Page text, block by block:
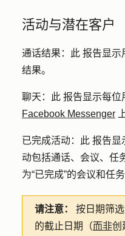
活动与潜在客户
通话结果：此 报告显示
结果。
聊天：此 报告显示每位
Facebook Messenger
已完成活动：此 报告显
动包括通话、会议、任
为“已完成”的会议和任
请注意： 按日期筛
的截止日期（而非创